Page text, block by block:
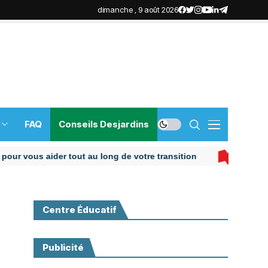
dimanche , 9 août 2026
FAQ Conseils Desjardins
aider tout au long de votre transition
Centre Éducatif
Publicité